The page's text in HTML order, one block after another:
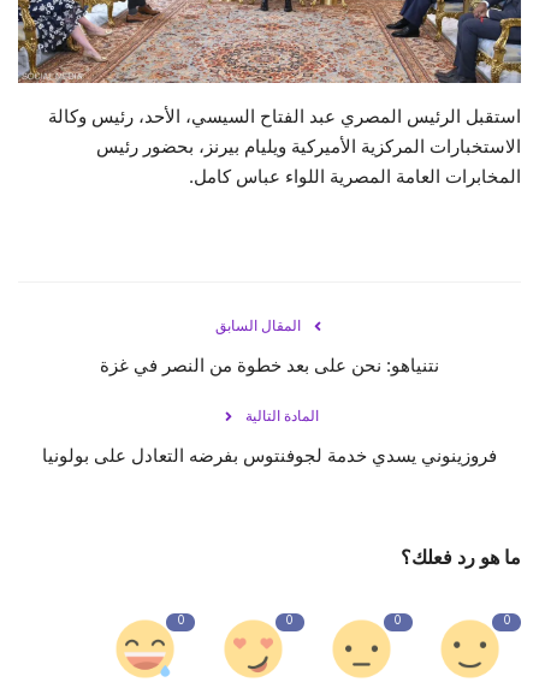
حياة
استقبل الرئيس المصري عبد الفتاح السيسي، الأحد، رئيس وكالة
الاستخبارات المركزية الأميركية ويليام بيرنز، بحضور رئيس
المخابرات العامة المصرية اللواء عباس كامل.
المقال السابق
نتنياهو: نحن على بعد خطوة من النصر في غزة
المادة التالية
فروزينوني يسدي خدمة لجوفنتوس بفرضه التعادل على بولونيا
ما هو رد فعلك؟
0
0
0
0